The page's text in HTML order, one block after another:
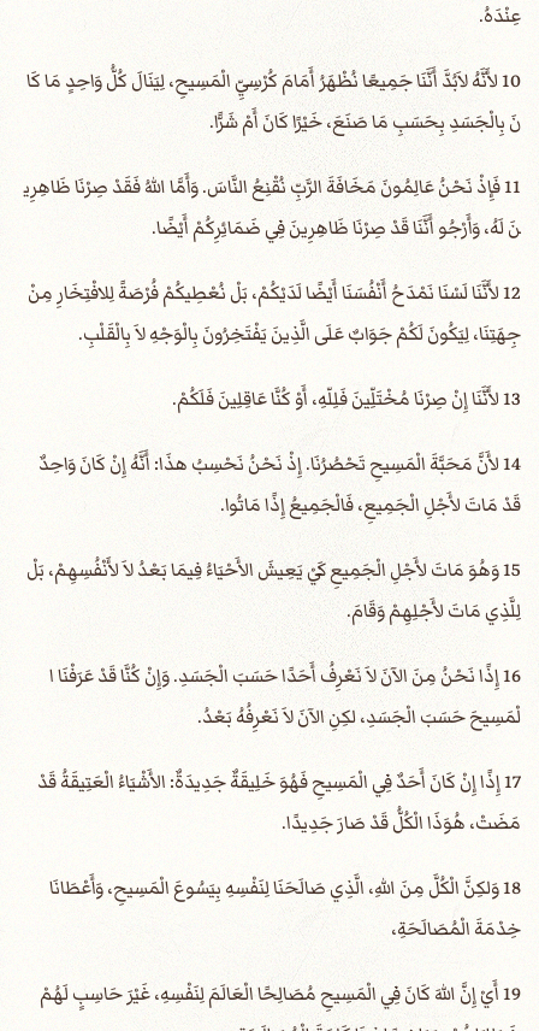
عِنْدَهُ.
10 لأَنَّهُ لاَبُدَّ أَنَّنَا جَمِيعًا نُظْهَرُ أَمَامَ كُرْسِيِّ الْمَسِيحِ، لِيَنَالَ كُلُّ وَاحِدٍ مَا كَا
نَ بِالْجَسَدِ بِحَسَبِ مَا صَنَعَ، خَيْرًا كَانَ أَمْ شَرًّا.
11 فَإِذْ نَحْنُ عَالِمُونَ مَخَافَةَ الرَّبِّ نُقْنِعُ النَّاسَ. وَأَمَّا اللهُ فَقَدْ صِرْنَا ظَاهِرِي
نَ لَهُ، وَأَرْجُو أَنَّنَا قَدْ صِرْنَا ظَاهِرِينَ فِي ضَمَائِرِكُمْ أَيْضًا.
12 لأَنَّنَا لَسْنَا نَمْدَحُ أَنْفُسَنَا أَيْضًا لَدَيْكُمْ، بَلْ نُعْطِيكُمْ فُرْصَةً لِلافْتِخَارِ مِنْ
جِهَتِنَا، لِيَكُونَ لَكُمْ جَوَابٌ عَلَى الَّذِينَ يَفْتَخِرُونَ بِالْوَجْهِ لاَ بِالْقَلْبِ.
13 لأَنَّنَا إِنْ صِرْنَا مُخْتَلِّينَ فَلِلّهِ، أَوْ كُنَّا عَاقِلِينَ فَلَكُمْ.
14 لأَنَّ مَحَبَّةَ الْمَسِيحِ تَحْصُرُنَا. إِذْ نَحْنُ نَحْسِبُ هذَا: أَنَّهُ إِنْ كَانَ وَاحِدٌ
قَدْ مَاتَ لأَجْلِ الْجَمِيعِ، فَالْجَمِيعُ إِذًا مَاتُوا.
15 وَهُوَ مَاتَ لأَجْلِ الْجَمِيعِ كَيْ يَعِيشَ الأَحْيَاءُ فِيمَا بَعْدُ لاَ لأَنْفُسِهِمْ، بَلْ
لِلَّذِي مَاتَ لأَجْلِهِمْ وَقَامَ.
16 إِذًا نَحْنُ مِنَ الآنَ لاَ نَعْرِفُ أَحَدًا حَسَبَ الْجَسَدِ. وَإِنْ كُنَّا قَدْ عَرَفْنَا ا
لْمَسِيحَ حَسَبَ الْجَسَدِ، لكِنِ الآنَ لاَ نَعْرِفُهُ بَعْدُ.
17 إِذًا إِنْ كَانَ أَحَدٌ فِي الْمَسِيحِ فَهُوَ خَلِيقَةٌ جَدِيدَةٌ: الأَشْيَاءُ الْعَتِيقَةُ قَدْ
مَضَتْ، هُوَذَا الْكُلُّ قَدْ صَارَ جَدِيدًا.
18 وَلكِنَّ الْكُلَّ مِنَ اللهِ، الَّذِي صَالَحَنَا لِنَفْسِهِ بِيَسُوعَ الْمَسِيحِ، وَأَعْطَانَا
خِدْمَةَ الْمُصَالَحَةِ،
19 أَيْ إِنَّ اللهَ كَانَ فِي الْمَسِيحِ مُصَالِحًا الْعَالَمَ لِنَفْسِهِ، غَيْرَ حَاسِبٍ لَهُمْ